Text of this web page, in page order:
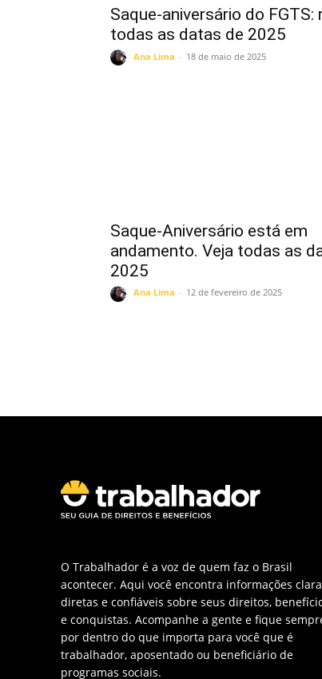
Saque-aniversário do FGTS:
todas as datas de 2025
Ana Lima - 18 de maio de 2025
Saque-Aniversário está em
andamento. Veja todas as
2025
Ana Lima - 12 de fevereiro de 2025
O Trabalhador é a voz de quem faz o Brasil
acontecer. Aqui você encontra informações
diretas e confiáveis sobre seus direitos,
e conquistas. Acompanhe a gente e fique
por dentro do que importa para você que é
trabalhador, aposentado ou beneficiário de
programas sociais.